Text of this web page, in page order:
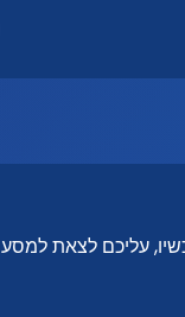
עליכם לצאת למסע